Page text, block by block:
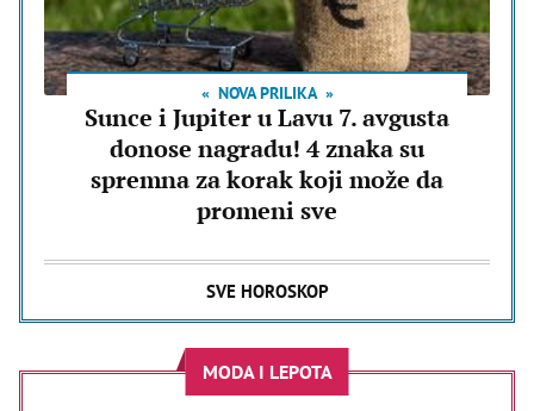
NOVA PRILIKA
Sunce i Jupiter u Lavu 7. avgusta
donose nagradu! 4 znaka su
spremna za korak koji može da
promeni sve
SVE HOROSKOP
MODA I LEPOTA